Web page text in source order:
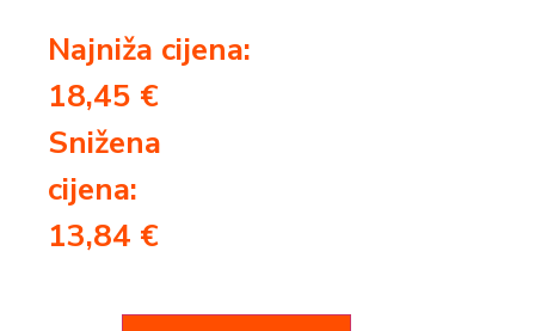
Najniža cijena:
18,45 €
Snižena
cijena:
13,84 €